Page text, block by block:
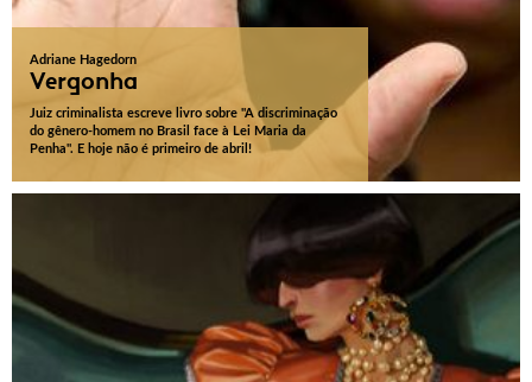
Adriane Hagedorn
Vergonha
Juiz criminalista escreve livro sobre "A discriminação
do gênero-homem no Brasil face à Lei Maria da
Penha". E hoje não é primeiro de abril!